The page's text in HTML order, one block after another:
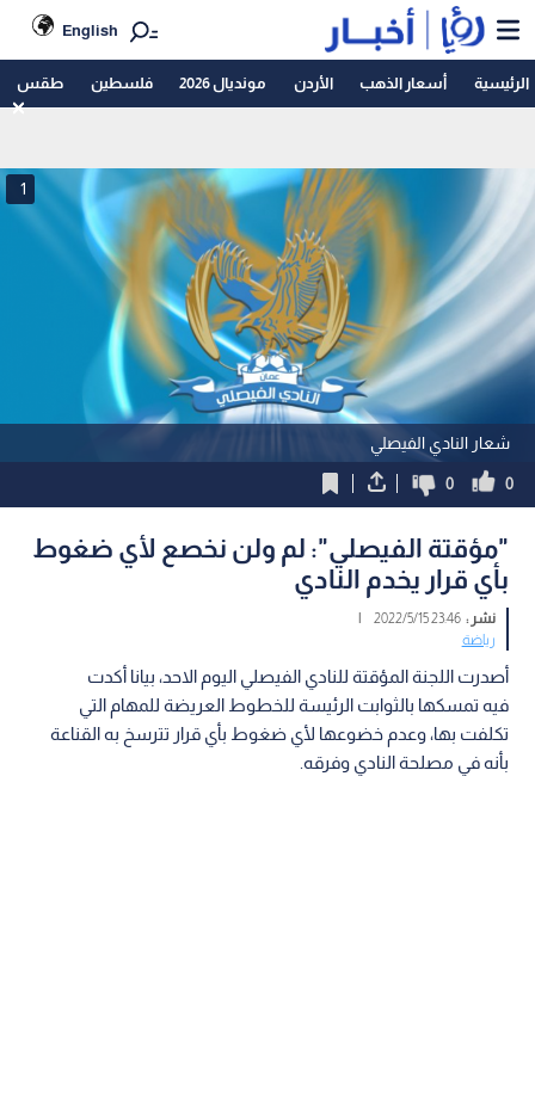
English
الرئيسية أسعار الذهب الأردن مونديال 2026 فلسطين طقس
شعار النادي الفيصلي
1
0
0
"مؤقتة الفيصلي": لم ولن نخصع لأي ضغوط
بأي قرار يخدم النادي
نشر :23:46 2022/5/15
|
رياضة
أصدرت اللجنة المؤقتة للنادي الفيصلي اليوم الاحد، بيانا أكدت
فيه تمسكها بالثوابت الرئيسة للخطوط العريضة للمهام التي
تكلفت بها، وعدم خضوعها لأي ضغوط بأي قرار تترسخ به القناعة
بأنه في مصلحة النادي وفرقه.